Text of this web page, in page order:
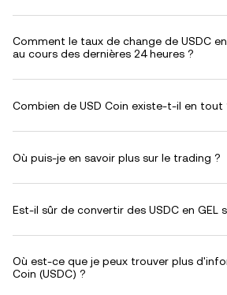
Comment le taux de change de USDC
au cours des dernières 24 heures ?
Combien de USD Coin existe-t-il en tout
Où puis-je en savoir plus sur le trading ?
Est-il sûr de convertir des USDC en GEL
Où est-ce que je peux trouver plus
Coin (USDC) ?